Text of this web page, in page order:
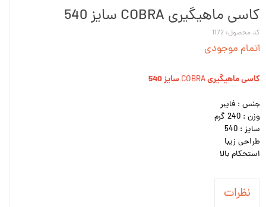
کاسی ماهیگیری COBRA سایز 540
کد محصول: 1172
اتمام موجودی
کاسی ماهیگیریCOBRA سایز 540
جنس : فایبر
وزن : 240 گرم
سایز : 540
طراحی زیبا
استحکام بالا
نظرات